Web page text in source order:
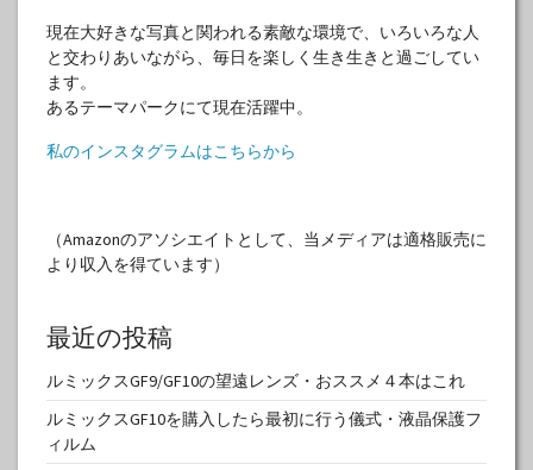
現在大好きな写真と関われる素敵な環境で、いろいろな人
と交わりあいながら、毎日を楽しく生き生きと過ごしてい
ます。
あるテーマパークにて現在活躍中。
私のインスタグラムはこちらから
（Amazonのアソシエイトとして、当メディアは適格販売に
より収入を得ています）
最近の投稿
ルミックスGF9/GF10の望遠レンズ・おススメ４本はこれ
ルミックスGF10を購入したら最初に行う儀式・液晶保護フ
ィルム